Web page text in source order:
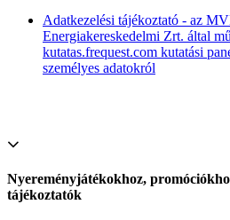
Adatkezelési tájékoztató - az
Energiakereskedelmi Zrt. által
kutatas.frequest.com kutatási
személyes adatokról
Nyereményjátékokhoz,
tájékoztatók